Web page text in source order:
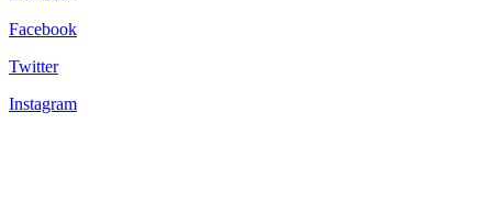
Facebook
Twitter
Instagram